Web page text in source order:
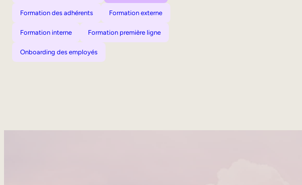
Formation des adhérents Formation externe
Formation interne Formation première ligne
Onboarding des employés